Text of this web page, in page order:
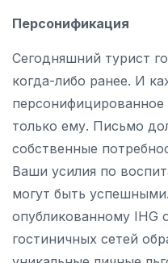
Персонификация
Сегодняшний турист
когда-либо ранее. И
только ему. Письмо
собственные
Ваши усилия по
могут быть
опубликованному IHG
гостиничных сетей